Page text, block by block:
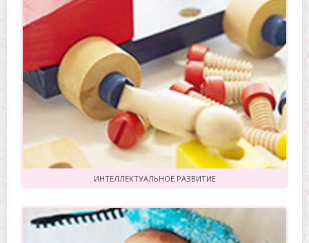
ИНТЕЛЛЕКТУАЛЬНОЕ РАЗВИТИЕ